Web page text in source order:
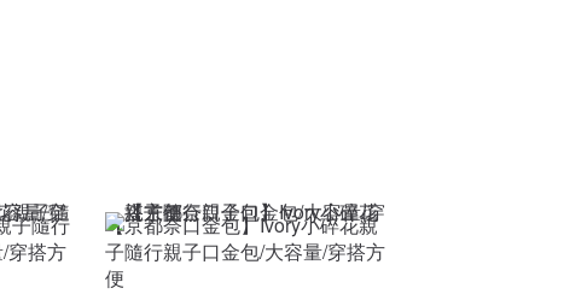
子隨行
穿搭方
【京都奈口金包】Ivory小碎花親
子隨行親子口金包/大容量/穿搭方
便